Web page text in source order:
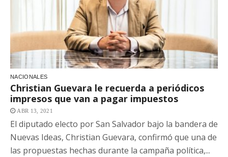
NACIONALES
Christian Guevara le recuerda a periódicos
impresos que van a pagar impuestos
ABR 13, 2021
El diputado electo por San Salvador bajo la bandera de
Nuevas Ideas, Christian Guevara, confirmó que una de
las propuestas hechas durante la campaña política,...